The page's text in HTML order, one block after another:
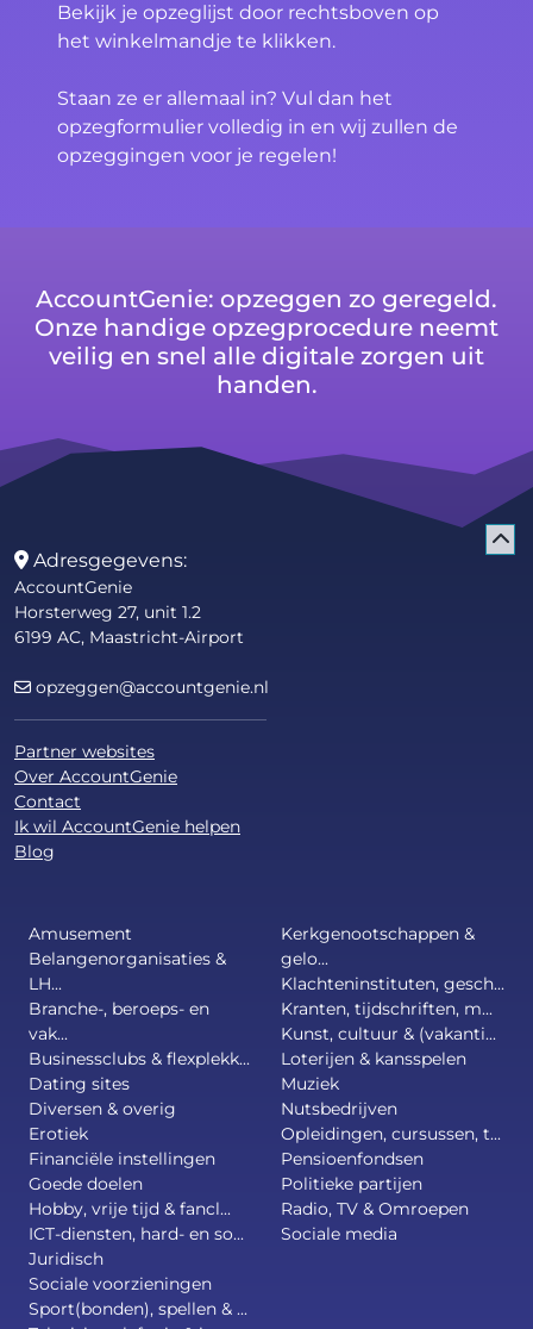
Bekijk je opzeglijst door rechtsboven op
het winkelmandje te klikken.
Staan ze er allemaal in? Vul dan het
opzegformulier volledig in en wij zullen de
opzeggingen voor je regelen!
AccountGenie: opzeggen zo geregeld.
Onze handige opzegprocedure neemt
veilig en snel alle digitale zorgen uit
handen.
Adresgegevens:
AccountGenie
Horsterweg 27, unit 1.2
6199 AC, Maastricht-Airport
opzeggen@accountgenie.nl
Partner websites
Over AccountGenie
Contact
Ik wil AccountGenie helpen
Blog
Amusement
Belangenorganisaties &
LH...
Branche-, beroeps- en
vak...
Businessclubs & flexplekk...
Dating sites
Diversen & overig
Erotiek
Financiële instellingen
Goede doelen
Hobby, vrije tijd & fancl...
ICT-diensten, hard- en so...
Juridisch
Kerkgenootschappen &
gelo...
Klachteninstituten, gesch...
Kranten, tijdschriften, m...
Kunst, cultuur & (vakanti...
Loterijen & kansspelen
Muziek
Nutsbedrijven
Opleidingen, cursussen, t...
Pensioenfondsen
Politieke partijen
Radio, TV & Omroepen
Sociale media
Sociale voorzieningen
Sport(bonden), spellen & ...